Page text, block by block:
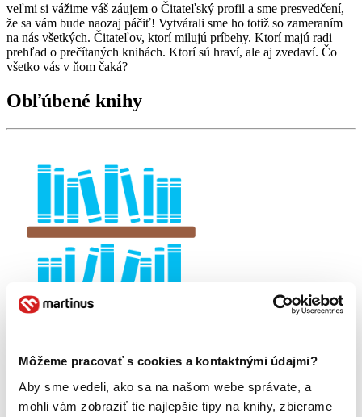
Môžeme pracovať s cookies a kontaktnými údajmi?
Aby sme vedeli, ako sa na našom webe správate, a
mohli vám zobraziť tie najlepšie tipy na knihy, zbierame
veľmi si vážime váš záujem o Čitateľský profil a sme presvedčení,
že sa vám bude naozaj páčiť! Vytvárali sme ho totiž so zameraním
na nás všetkých. Čitateľov, ktorí milujú príbehy. Ktorí majú radi
prehľad o prečítaných knihách. Ktorí sú hraví, ale aj zvedaví. Čo
všetko vás v ňom čaká?
Obľúbené knihy
Držte si prehľad o svojich obľúbených knihách
Knihomoľská úroveň